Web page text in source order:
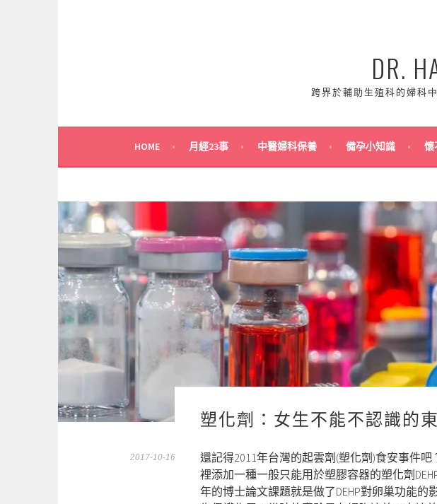
DR.
跨界於輔助生殖科的婦科
HOME 月經23事 中醫婦科保養 備孕小知識 懷
塑化劑：女生不能不認識的
2017-10-16
還記得2011年台灣的起雲劑(塑化劑)食安事件
裡添加一種一般只能用於塑膠容器的塑化劑
年的博士論文課題就是做了DEHP對卵巢功能